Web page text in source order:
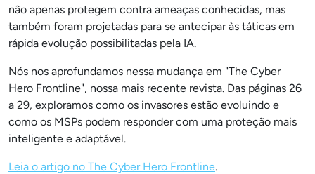
não apenas protegem contra ameaças conhecidas, mas
também foram projetadas para se antecipar às táticas em
rápida evolução possibilitadas pela IA.
Nós nos aprofundamos nessa mudança em "The Cyber
Hero Frontline", nossa mais recente revista. Das páginas 26
a 29, exploramos como os invasores estão evoluindo e
como os MSPs podem responder com uma proteção mais
inteligente e adaptável.
Leia o artigo no The Cyber Hero Frontline.